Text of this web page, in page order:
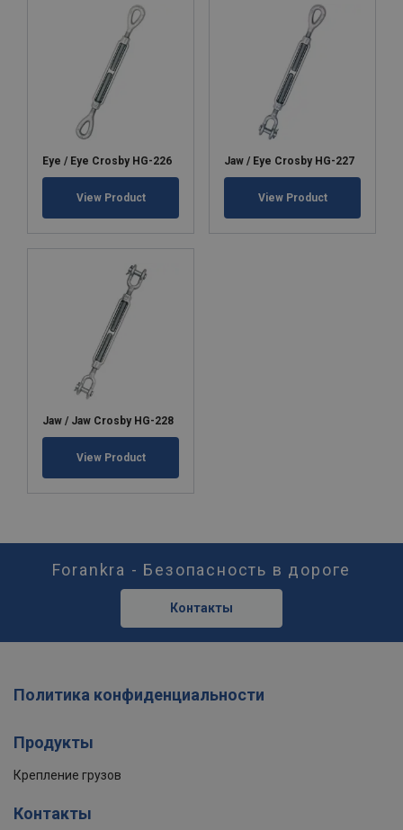
Eye / Eye Crosby HG-226
View Product
Jaw / Eye Crosby HG-227
View Product
Jaw / Jaw Crosby HG-228
View Product
Forankra - Безопасность в дороге
Контакты
Политика конфиденциальности
Продукты
Крепление грузов
Контакты